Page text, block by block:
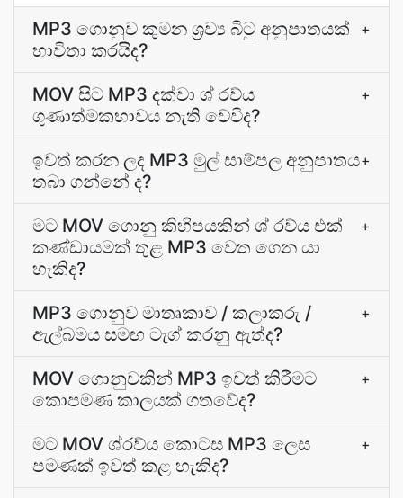
MP3 ගොනුව කුමන ශ්‍රව්‍ය බිටු අනුපාතයක්
භාවිතා කරයිද?
+
MOV සිට MP3 දක්වා ශ් රව්ය
ගුණාත්මකභාවය නැති වේවිද?
+
ඉවත් කරන ලද MP3 මුල් සාම්පල අනුපාතය
තබා ගන්නේ ද?
+
මට MOV ගොනු කිහිපයකින් ශ් රව්ය එක්
කණ්ඩායමක් තුළ MP3 වෙත ගෙන යා
හැකිද?
+
MP3 ගොනුව මාතෘකාව / කලාකරු /
ඇල්බමය සමඟ ටැග් කරනු ඇත්ද?
+
MOV ගොනුවකින් MP3 ඉවත් කිරීමට
කොපමණ කාලයක් ගතවේද?
+
මට MOV ශ්රව්ය කොටස MP3 ලෙස
පමණක් ඉවත් කළ හැකිද?
+